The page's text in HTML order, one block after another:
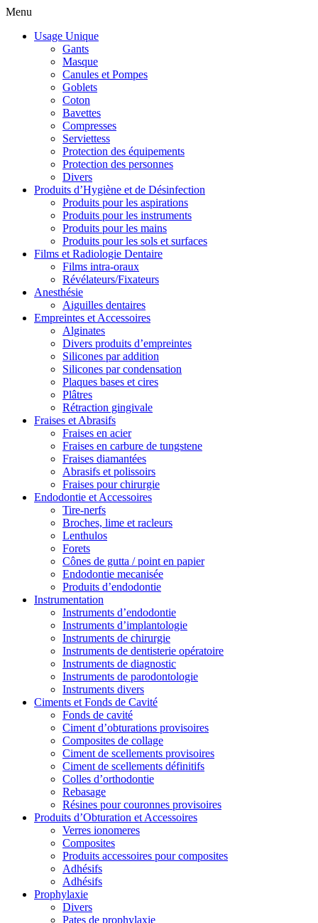
Menu
Usage Unique
Gants
Masque
Canules et Pompes
Goblets
Coton
Bavettes
Compresses
Serviettess
Protection des équipements
Protection des personnes
Divers
Produits d’Hygiène et de Désinfection
Produits pour les aspirations
Produits pour les instruments
Produits pour les mains
Produits pour les sols et surfaces
Films et Radiologie Dentaire
Films intra-oraux
Révélateurs/Fixateurs
Anesthésie
Aiguilles dentaires
Empreintes et Accessoires
Alginates
Divers produits d’empreintes
Silicones par addition
Silicones par condensation
Plaques bases et cires
Plâtres
Rétraction gingivale
Fraises et Abrasifs
Fraises en acier
Fraises en carbure de tungstene
Fraises diamantées
Abrasifs et polissoirs
Fraises pour chirurgie
Endodontie et Accessoires
Tire-nerfs
Broches, lime et racleurs
Lenthulos
Forets
Cônes de gutta / point en papier
Endodontie mecanisée
Produits d’endodontie
Instrumentation
Instruments d’endodontie
Instruments d’implantologie
Instruments de chirurgie
Instruments de dentisterie opératoire
Instruments de diagnostic
Instruments de parodontologie
Instruments divers
Ciments et Fonds de Cavité
Fonds de cavité
Ciment d’obturations provisoires
Composites de collage
Ciment de scellements provisoires
Ciment de scellements définitifs
Colles d’orthodontie
Rebasage
Résines pour couronnes provisoires
Produits d’Obturation et Accessoires
Verres ionomeres
Composites
Produits accessoires pour composites
Adhésifs
Adhésifs
Prophylaxie
Divers
Pates de prophylaxie